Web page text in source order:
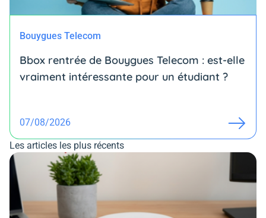
Bouygues Telecom
Bbox rentrée de Bouygues Telecom : est-elle
vraiment intéressante pour un étudiant ?
07/08/2026
Les articles les plus récents